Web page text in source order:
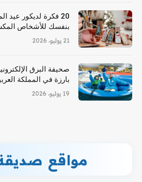
20 فكرة لديكور عيد
بنفسك للأشخاص
21 يوليو، 2026
صحيفة البرق
بارزة في المملكة
19 يوليو، 2026
مواقع